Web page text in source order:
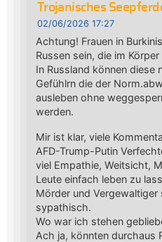
Trojanisches
02/06/2026 17:27
Achtung! Frauen in
Russen sein, die im
In Russland können diese
Gefühlrn die der
ausleben ohne
werden.
Mir ist klar, viele
AFD-Trump-Putin
viel Empathie, Weitsicht,
Leute einfach leben zu
Mörder und Vergewaltiger
sypathisch.
Wo war ich stehen
Ach ja, könnten durchaus